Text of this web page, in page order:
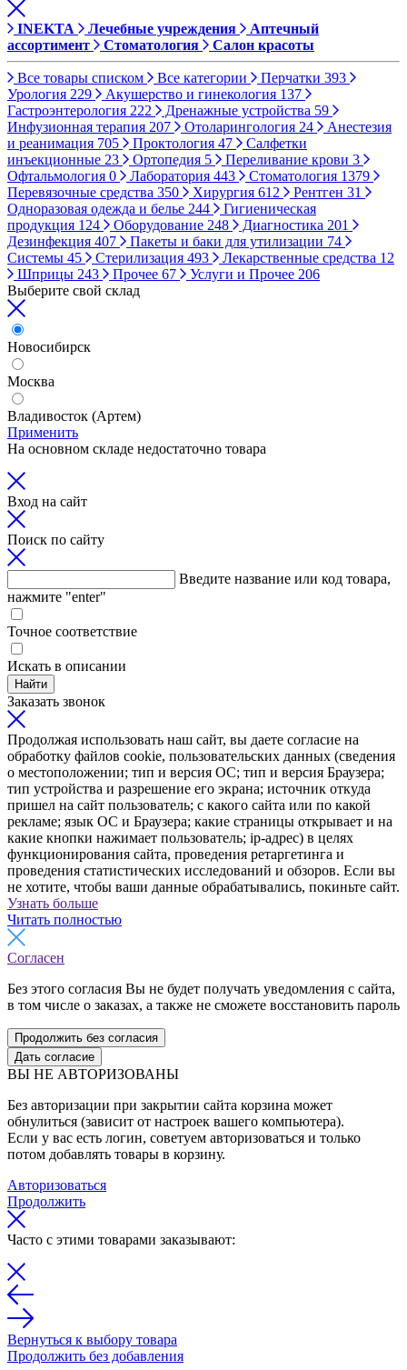
INEKTA Лечебные учреждения
Аптечный
ассортимент
Стоматология Салон красоты
Все товары списком Все категории Перчатки 393
Урология 229 Акушерство и гинекология 137
Гастроэнтерология 222 Дренажные устройства 59
Инфузионная терапия 207 Отоларингология 24
Анестезия
и реанимация 705 Проктология 47
Салфетки
инъекционные 23 Ортопедия 5 Переливание крови 3
Офтальмология 0 Лаборатория 443 Стоматология 1379
Перевязочные средства 350 Хирургия 612 Рентген 31
Одноразовая одежда и белье 244
Гигиеническая
продукция 124 Оборудование 248 Диагностика 201
Дезинфекция 407 Пакеты и баки для утилизации 74
Системы 45 Стерилизация 493 Лекарственные средства 12
Шприцы 243 Прочее 67 Услуги и Прочее 206
Выберите свой склад
Новосибирск
Москва
Владивосток (Артем)
Применить
На основном складе недостаточно товара
Вход на сайт
Поиск по сайту
Введите название или код товара,
нажмите "enter"
Точное соответствие
Искать в описании
Найти
Заказать звонок
Продолжая использовать наш сайт, вы даете согласие на
обработку файлов cookie, пользовательских данных (сведения
о местоположении; тип и версия ОС; тип и версия Браузера;
тип устройства и разрешение его экрана; источник откуда
пришел на сайт пользователь; с какого сайта или по какой
рекламе; язык ОС и Браузера; какие страницы открывает и на
какие кнопки нажимает пользователь; ip-адрес) в целях
функционирования сайта, проведения ретаргетинга и
проведения статистических исследований и обзоров. Если вы
не хотите, чтобы ваши данные обрабатывались, покиньте сайт.
Узнать больше
Читать полностью
Согласен
Без этого согласия Вы не будет получать уведомления с сайта,
в том числе о заказах, а также не сможете восстановить пароль
Продолжить без согласия
Дать согласие
ВЫ НЕ АВТОРИЗОВАНЫ
Без авторизации при закрытии сайта корзина может
обнулиться (зависит от настроек вашего компьютера).
Если у вас есть логин, советуем авторизоваться и только
потом добавлять товары в корзину.
Авторизоваться
Продолжить
Часто с этими товарами заказывают:
Вернуться к выбору товара
Продолжить без добавления